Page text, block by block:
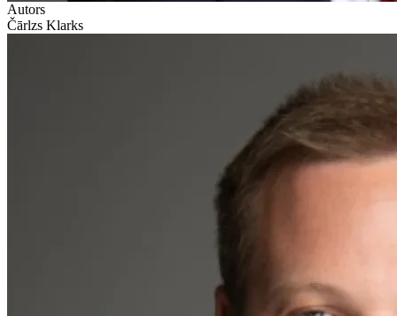
Autors
Čārlzs Klarks